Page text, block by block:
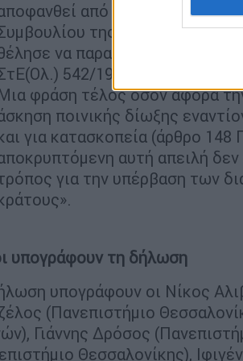
από μακρού οι
της Επικρατείας,
να παρακάμψει την
542/1999, 677/2010).
φράση τέλος όσον αφορά
ποινικής δίωξης
για κατασκοπεία (άρθρο
αυτή απειλή
για την υπέρβαση των
υπογράφουν τη δήλωση
υπογράφουν οι Νίκος
(Πανεπιστήμιο
Γιάννης Δρόσος
Θεσσαλονίκης),